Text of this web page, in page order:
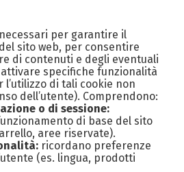
necessari per garantire il
sito web, per consentire
di contenuti e degli eventuali
specifiche funzionalità
l’utilizzo di tali cookie non
dell’utente). Comprendono:
o di sessione:
di base del sito
aree riservate).
ricordano preferenze
(es. lingua, prodotti